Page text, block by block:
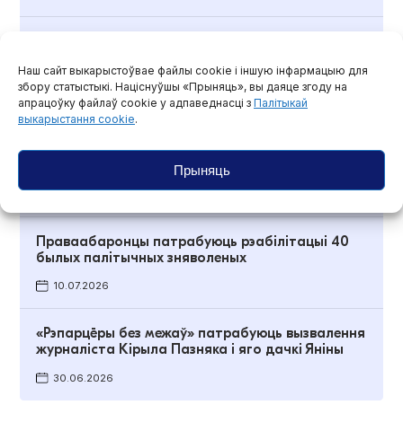
Наш сайт выкарыстоўвае файлы cookie і іншую інфармацыю для
збору статыстыкі. Націснуўшы «Прыняць», вы даяце згоду на
апрацоўку файлаў cookie у адпаведнасці з Палітыкай
выкарыстання cookie.
Прыняць
21.07.2026
«Рэпарцёры без межаў» патрабуюць яе
13.07.2026
Праваабаронцы патрабуюць рэабілітацыі 40
былых палітычных зняволеных
10.07.2026
«Рэпарцёры без межаў» патрабуюць вызвалення
журналіста Кірыла Пазняка і яго дачкі Яніны
30.06.2026